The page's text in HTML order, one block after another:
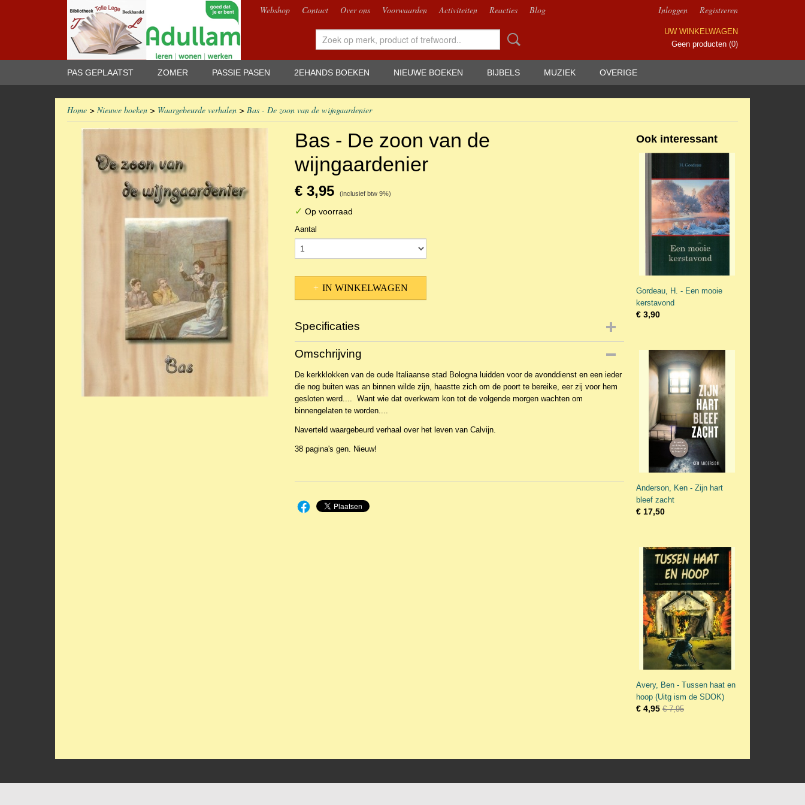
Webshop Contact Over ons Voorwaarden Activiteiten Reacties Blog Inloggen Registreren
UW WINKELWAGEN
Geen producten (0)
PAS GEPLAATST ZOMER PASSIE PASEN 2EHANDS BOEKEN NIEUWE BOEKEN BIJBELS MUZIEK OVERIGE
Home > Nieuwe boeken > Waargebeurde verhalen > Bas - De zoon van de wijngaardenier
Bas - De zoon van de
wijngaardenier
€ 3,95 (inclusief btw 9%)
✓ Op voorraad
Aantal
IN WINKELWAGEN
Specificaties
Productcode
EAN code
Omschrijving
De kerkklokken van de oude Italiaanse stad Bologna luidden voor de avonddienst en een ieder
die nog buiten was an binnen wilde zijn, haastte zich om de poort te bereike, eer zij voor hem
gesloten werd.... Want wie dat overkwam kon tot de volgende morgen wachten om
binnengelaten te worden....
Naverteld waargebeurd verhaal over het leven van Calvijn.
38 pagina's gen. Nieuw!
Ook interessant
Gordeau, H. - Een mooie
kerstavond
€ 3,90
Anderson, Ken - Zijn hart
bleef zacht
€ 17,50
Avery, Ben - Tussen haat en
hoop (Uitg ism de SDOK)
€ 4,95 € 7,95